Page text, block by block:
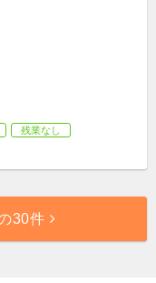
残業なし
30件